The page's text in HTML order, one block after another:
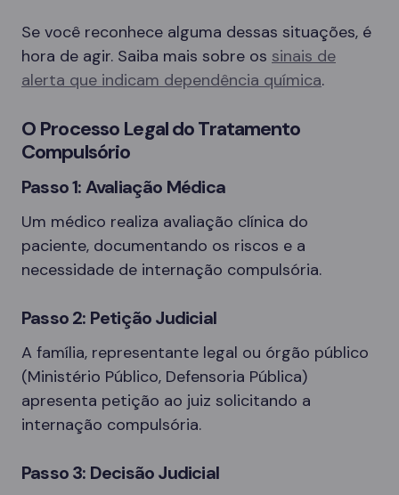
Se você reconhece alguma dessas situações, é
hora de agir. Saiba mais sobre os sinais de
alerta que indicam dependência química.
O Processo Legal do Tratamento
Compulsório
Passo 1: Avaliação Médica
Um médico realiza avaliação clínica do
paciente, documentando os riscos e a
necessidade de internação compulsória.
Passo 2: Petição Judicial
A família, representante legal ou órgão público
(Ministério Público, Defensoria Pública)
apresenta petição ao juiz solicitando a
internação compulsória.
Passo 3: Decisão Judicial